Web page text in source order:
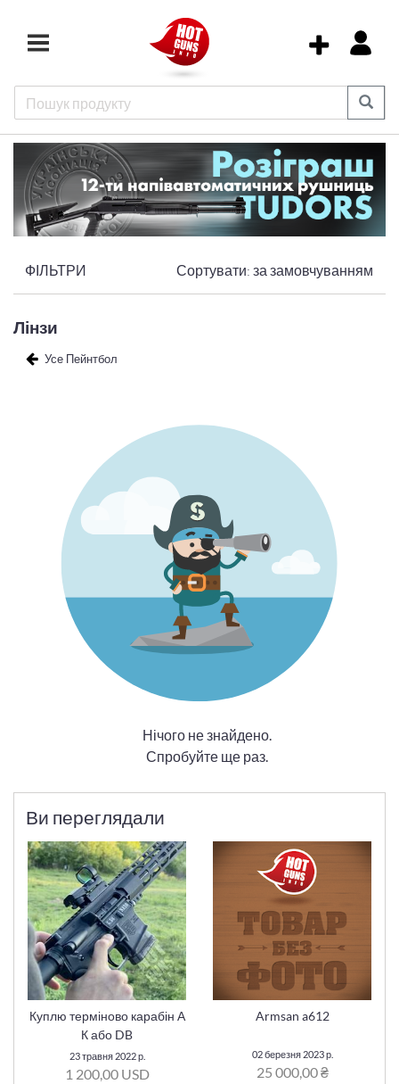
ФІЛЬТРИ Сортувати: за замовчуванням
Лінзи
Усе Пейнтбол
Нічого не знайдено.
Спробуйте ще раз.
Ви переглядали
Куплю терміново карабін А
К або DB
23 травня 2022 р.
1 200,00 USD
Armsan a612
02 березня 2023 р.
25 000,00 ₴